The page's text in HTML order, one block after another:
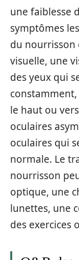
une faiblesse
symptômes
du nourrisson
visuelle, une
des yeux qui
le haut ou
oculaires
oculaires qui
normale. Le
nourrisson
optique, une
lunettes, une
des exercices